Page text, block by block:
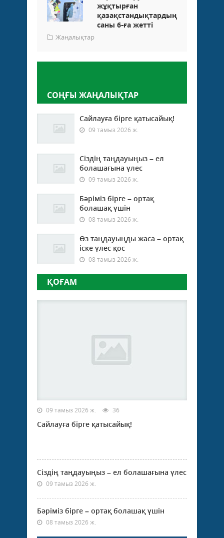
жұқтырған
қазақстандықтардың
саны 6-ға жетті
Жаңалықтар
СОҢҒЫ ЖАҢАЛЫҚТАР
Сайлауға бірге қатысайық!
09 тамыз 2026 ж.
Сіздің таңдауыңыз – ел
болашағына үлес
09 тамыз 2026 ж.
Бәріміз бірге – ортақ
болашақ үшін
08 тамыз 2026 ж.
Өз таңдауыңды жаса – ортақ
іске үлес қос
08 тамыз 2026 ж.
ҚОҒАМ
09 тамыз 2026 ж. 36
Сайлауға бірге қатысайық!
Сіздің таңдауыңыз – ел болашағына үлес
09 тамыз 2026 ж.
Бәріміз бірге – ортақ болашақ үшін
08 тамыз 2026 ж.